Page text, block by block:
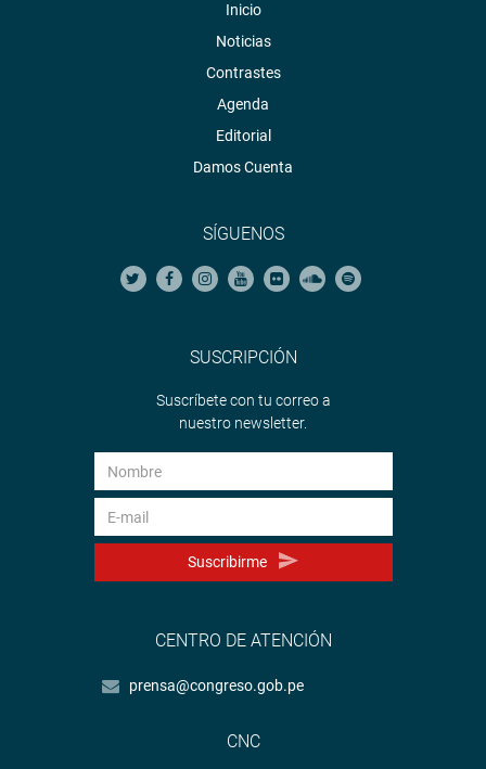
Inicio
Noticias
Contrastes
Agenda
Editorial
Damos Cuenta
SÍGUENOS
SUSCRIPCIÓN
Suscríbete con tu correo a
nuestro newsletter.
Suscribirme
CENTRO DE ATENCIÓN
prensa@congreso.gob.pe
CNC